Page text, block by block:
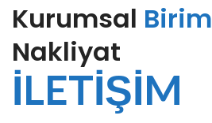
Kurumsal Birim
Nakliyat
İLETİŞİM